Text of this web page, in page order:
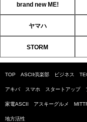
brand new ME!
ヤマハ
STORM
TOP ASCII倶楽部 ビジネス
アキバ スマホ スタートアップ
家電ASCII アスキーグルメ
地方活性